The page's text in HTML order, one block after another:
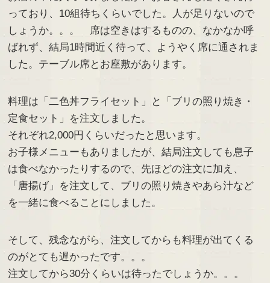
っており、10組待ちくらいでした。人が足りないので
しょうか。。。 席は空きはするものの、なかなか呼
ばれず、結局1時間近く待って、ようやく席に通されま
した。テーブル席とお座敷があります。
料理は「二色丼フライセット」と「ブリの照り焼き・
定食セット」を注文しました。
それぞれ2,000円くらいだったと思います。
お子様メニューもありましたが、結局注文しても息子
は食べなかったりするので、先ほどの注文に加え、
「唐揚げ」を注文して、ブリの照り焼きやあら汁など
を一緒に食べることにしました。
そして、残念ながら、注文してからも料理が出てくる
のがとても遅かったです。。。
注文してから30分くらいは待ったでしょうか。。。